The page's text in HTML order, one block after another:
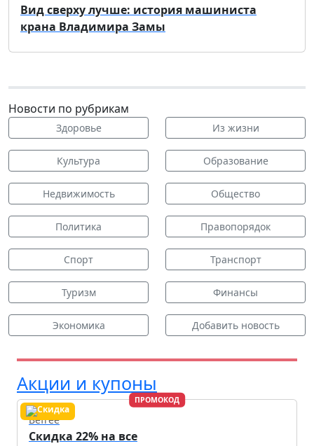
Вид сверху лучше: история машиниста
крана Владимира Замы
Новости по рубрикам
Здоровье Из жизни
Культура Образование
Недвижимость Общество
Политика Правопорядок
Спорт Транспорт
Туризм Финансы
Экономика Добавить новость
Акции и купоны
ПРОМОКОД
Befree
Скидка 22% на все